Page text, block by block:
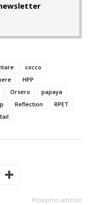
cocco
HPP
Orsero
papaya
Reflection
RPET
Prossimo articolo